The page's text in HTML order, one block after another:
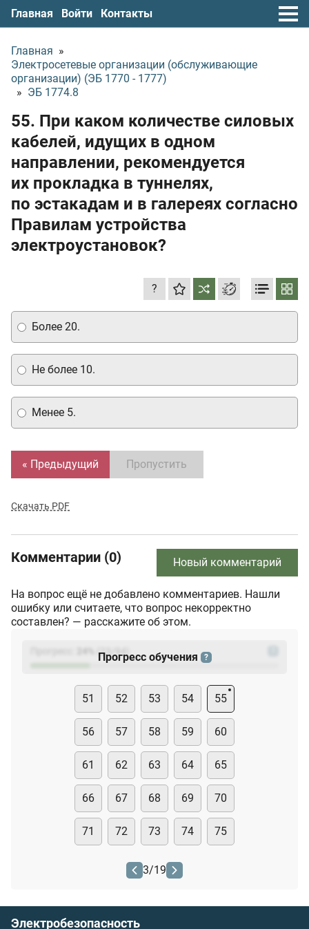
Главная Войти Контакты
Главная »
Электросетевые организации (обслуживающие
организации) (ЭБ 1770 - 1777)
» ЭБ 1774.8
55. При каком количестве силовых
кабелей, идущих в одном
направлении, рекомендуется
их прокладка в туннелях,
по эстакадам и в галереях согласно
Правилам устройства
электроустановок?
?
Менее 5.
Не более 10.
Более 20.
« Предыдущий Пропустить
Скачать PDF
Комментарии (0) Новый комментарий
На вопрос ещё не добавлено комментариев. Нашли
ошибку или считаете, что вопрос некорректно
составлен? — расскажите об этом.
(23
Прогресс обучения ?
51 52 53 54 55
56 57 58 59 60
61 62 63 64 65
66 67 68 69 70
71 72 73 74 75
3/19
Электробезопасность